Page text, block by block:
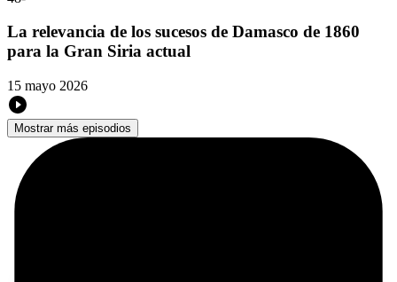
La relevancia de los sucesos de Damasco de 1860
para la Gran Siria actual
15 mayo 2026
Mostrar más episodios